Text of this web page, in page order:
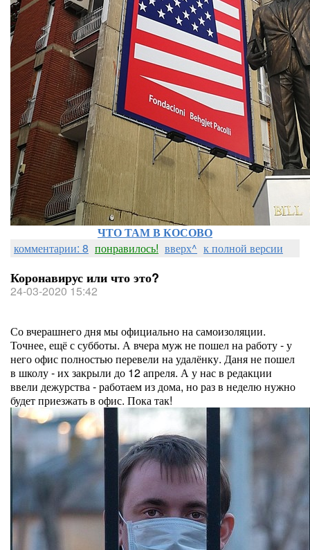
ЧТО ТАМ В КОСОВО
комментарии: 8 понравилось! вверх^ к полной версии
Коронавирус или что это?
24-03-2020 15:42
Со вчерашнего дня мы официально на самоизоляции.
Точнее, ещё с субботы. А вчера муж не пошел на работу - у
него офис полностью перевели на удалёнку. Даня не пошел
в школу - их закрыли до 12 апреля. А у нас в редакции
ввели дежурства - работаем из дома, но раз в неделю нужно
будет приезжать в офис. Пока так!